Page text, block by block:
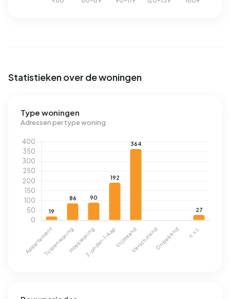
Statistieken over de woningen
Type woningen
Adressen per type woning